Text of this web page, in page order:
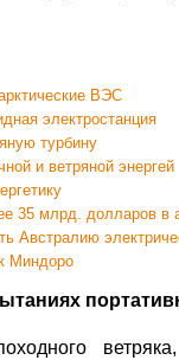
ВЭС
электростанция
турбину
и ветряной энергей
35 млрд. долларов в
Австралию
Миндоро